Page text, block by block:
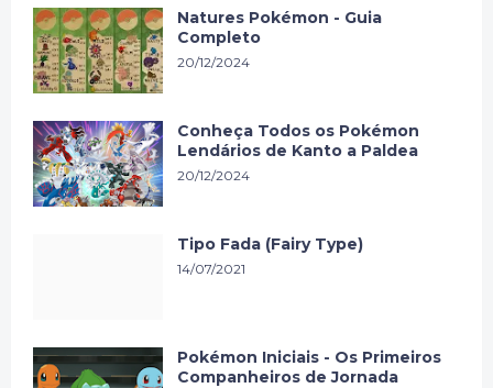
Natures Pokémon - Guia
Completo
20/12/2024
Conheça Todos os Pokémon
Lendários de Kanto a Paldea
20/12/2024
Tipo Fada (Fairy Type)
14/07/2021
Pokémon Iniciais - Os Primeiros
Companheiros de Jornada